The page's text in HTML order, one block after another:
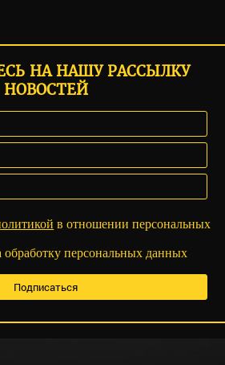
НА НАШУ РАССЫЛКУ
НОВОСТЕЙ
в отношении персональных
обработку персональных данных